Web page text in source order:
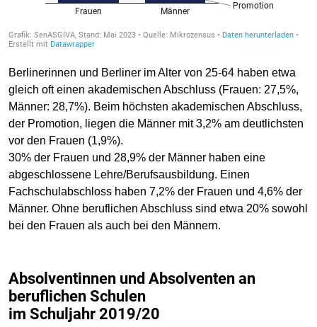
Berlinerinnen und Berliner im Alter von 25-64 haben etwa
gleich oft einen akademischen Abschluss (Frauen: 27,5%,
Männer: 28,7%). Beim höchsten akademischen Abschluss,
der Promotion, liegen die Männer mit 3,2% am deutlichsten
vor den Frauen (1,9%).
30% der Frauen und 28,9% der Männer haben eine
abgeschlossene Lehre/Berufsausbildung. Einen
Fachschulabschloss haben 7,2% der Frauen und 4,6% der
Männer. Ohne beruflichen Abschluss sind etwa 20% sowohl
bei den Frauen als auch bei den Männern.